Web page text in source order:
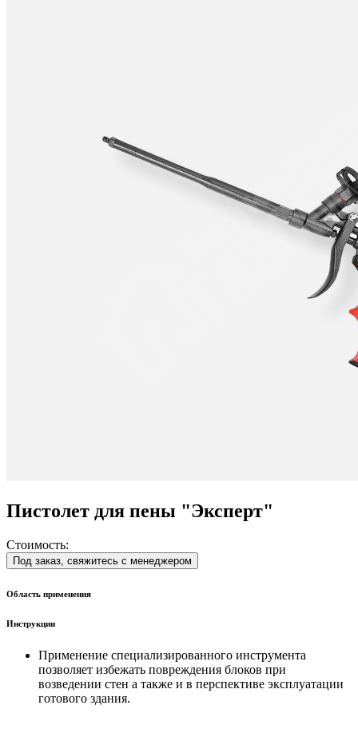
Пистолет для пены "Эксперт"
Стоимость:
Под заказ, свяжитесь с менеджером
Область применения
Инструкции
Применение специализированного инструмента
позволяет избежать повреждения блоков при
возведении стен а также и в перспективе эксплуатации
готового здания.